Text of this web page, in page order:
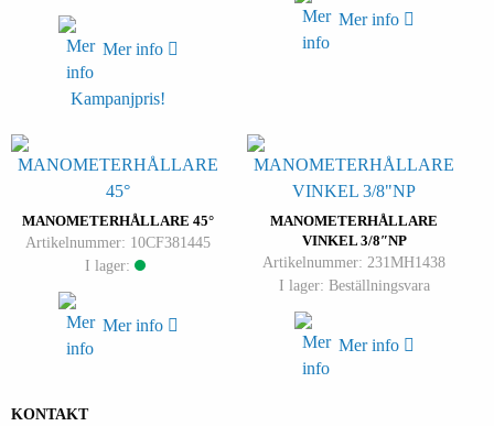
Mer info
Kampanjpris!
Mer info
MANOMETERHÅLLARE 45°
Artikelnummer: 10CF381445
I lager:
Mer info
MANOMETERHÅLLARE
VINKEL 3/8″NP
Artikelnummer: 231MH1438
I lager: Beställningsvara
Mer info
KONTAKT